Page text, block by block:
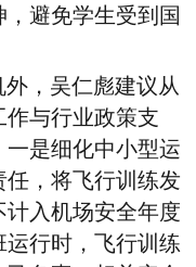
避免学生受到国
，吴仁彪建议从
作与行业政策支
是细化中小型运
，将飞行训练发
入机场安全年度
行时，飞行训练